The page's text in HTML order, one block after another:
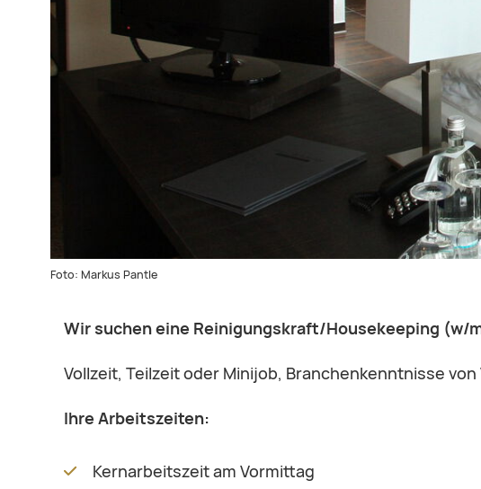
Foto: Markus Pantle
Wir suchen eine Reinigungskraft/Housekeeping (w/
Vollzeit, Teilzeit oder Minijob, Branchenkenntnisse von
Ihre Arbeitszeiten:
Kernarbeitszeit am Vormittag